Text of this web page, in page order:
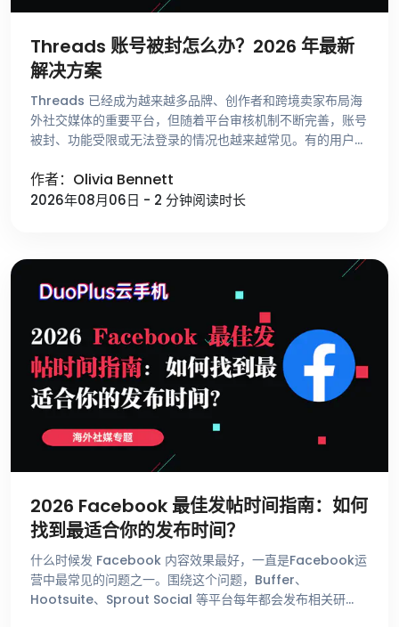
Threads 账号被封怎么办？2026 年最新
解决方案
Threads 已经成为越来越多品牌、创作者和跨境卖家布局海
外社交媒体的重要平台，但随着平台审核机制不断完善，账号
被封、功能受限或无法登录的情况也越来越常见。有的用户刚
法发帖，还有一些用 …
作者：Olivia Bennett
2026年08月06日 - 2 分钟阅读时长
2026 Facebook 最佳发帖时间指南：如何
找到最适合你的发布时间？
什么时候发 Facebook 内容效果最好，一直是Facebook运
营中最常见的问题之一。围绕这个问题，Buffer、
Hootsuite、Sprout Social 等平台每年都会发布相关研